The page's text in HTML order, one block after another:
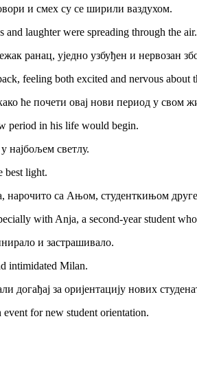
и смех су се ширили ваздухом.
and laughter were spreading through the air.
ранац, уједно узбуђен и нервозан
feeling both excited and nervous about
ће почети овај нови период у свом
period in his life would begin.
најбољем светлу.
best light.
нарочито са Ањом, студенткињом друге
with Anja, a second-year student
и застрашивало.
intimidated Milan.
догађај за оријентацију нових
for new student orientation.